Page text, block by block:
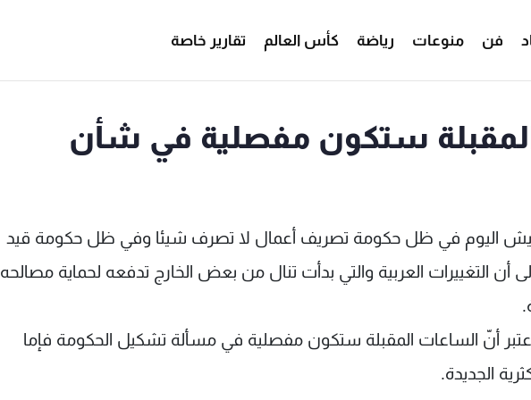
فن منوعات رياضة كأس العالم تقارير خاصة
ستكون مفصلية في شأن
يعيش اليوم في ظل حكومة تصريف أعمال لا تصرف شيئا وفي ظل حكومة قيد
أن التغييرات العربية والتي بدأت تنال من بعض الخارج تدفعه لحماية مصالحه
أنّ الساعات المقبلة ستكون مفصلية في مسألة تشكيل الحكومة فإما
الجديدة.